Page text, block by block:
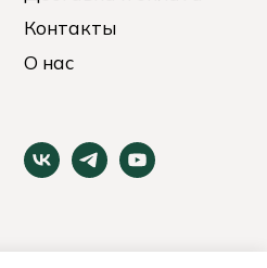
Контакты
О нас